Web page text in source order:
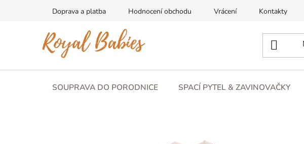
Doprava a platba Hodnocení obchodu Vrácení Kontakty
SOUPRAVA DO PORODNICE SPACÍ PYTEL & ZAVINOVAČKY